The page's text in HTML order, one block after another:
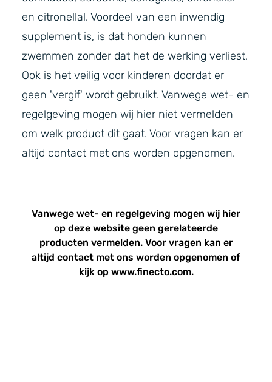
en citronellal. Voordeel van een inwendig
supplement is, is dat honden kunnen
zwemmen zonder dat het de werking verliest.
Ook is het veilig voor kinderen doordat er
geen 'vergif' wordt gebruikt. Vanwege wet- en
regelgeving mogen wij hier niet vermelden
om welk product dit gaat. Voor vragen kan er
altijd contact met ons worden opgenomen.
Vanwege wet- en regelgeving mogen wij hier
op deze website geen gerelateerde
producten vermelden. Voor vragen kan er
altijd contact met ons worden opgenomen of
kijk op www.finecto.com.